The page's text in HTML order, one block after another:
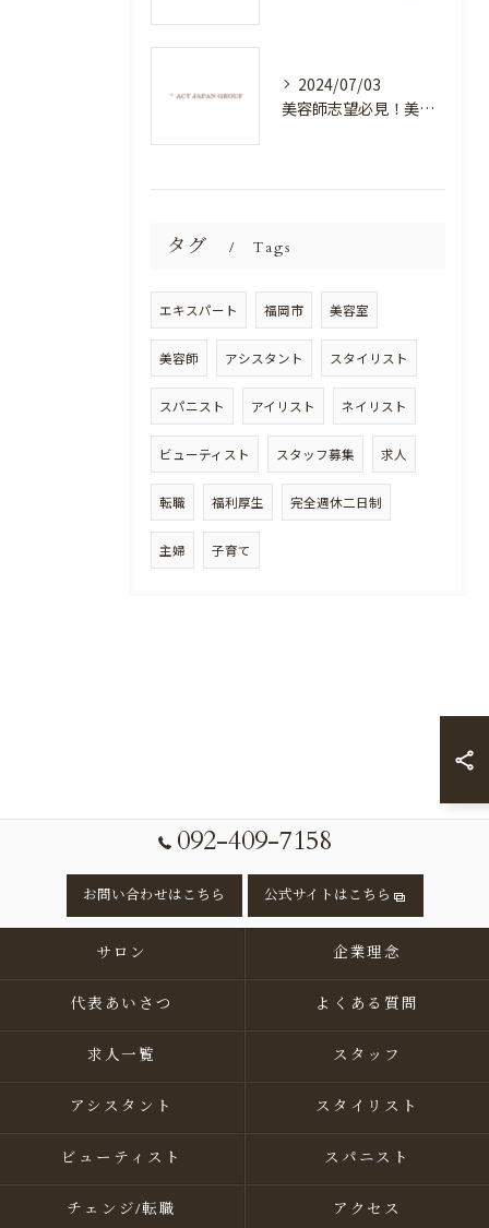
2024/07/03
美容師志望必見！美容室NEWSTANDARDで最高のスキルアップを目指そう！
タグ Tags
エキスパート 福岡市 美容室
美容師 アシスタント スタイリスト
スパニスト アイリスト ネイリスト
ビューティスト スタッフ募集 求人
転職 福利厚生 完全週休二日制
主婦 子育て
092-409-7158
お問い合わせはこちら 公式サイトはこちら
サロン 企業理念
代表あいさつ よくある質問
求人一覧 スタッフ
アシスタント スタイリスト
ビューティスト スパニスト
チェンジ/転職 アクセス